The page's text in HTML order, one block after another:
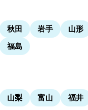
秋田 岩手
山形
福島
山梨 富山
福井